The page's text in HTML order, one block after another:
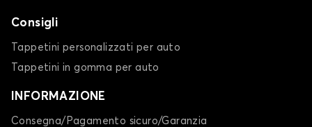
Consigli
Tappetini personalizzati per auto
Tappetini in gomma per auto
INFORMAZIONE
Consegna/Pagamento sicuro/Garanzia